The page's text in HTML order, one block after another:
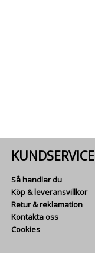
KUNDSERVICE
Så handlar du
Köp & leveransvillkor
Retur & reklamation
Kontakta oss
Cookies